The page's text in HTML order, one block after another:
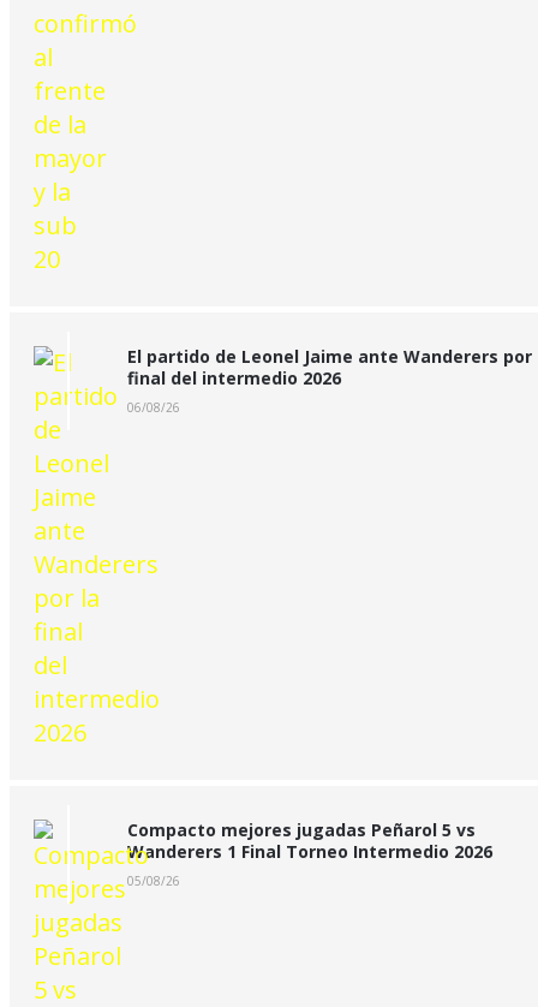
El partido de Leonel Jaime ante Wanderers por
final del intermedio 2026
06/08/26
Compacto mejores jugadas Peñarol 5 vs
Wanderers 1 Final Torneo Intermedio 2026
05/08/26